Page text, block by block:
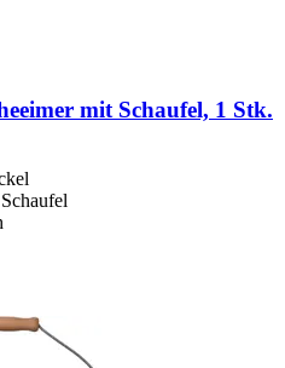
mit Schaufel, 1 Stk.